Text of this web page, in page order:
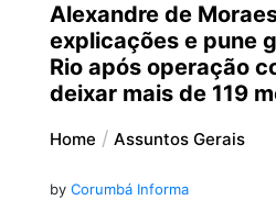
Alexandre de
explicações e pune
Rio após operação
deixar mais de 119
Home Assuntos Gerais
by Corumbá Informa